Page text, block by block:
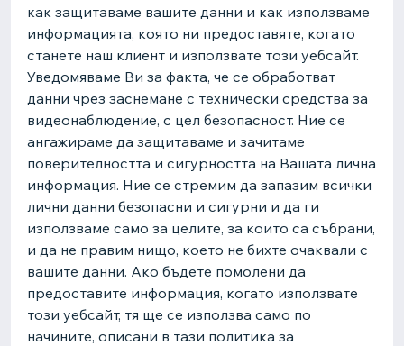
как защитаваме вашите данни и как използваме
информацията, която ни предоставяте, когато
станете наш клиент и използвате този уебсайт.
Уведомяваме Ви за факта, че се обработват
данни чрез заснемане с технически средства за
видеонаблюдение, с цел безопасност. Ние се
ангажираме да защитаваме и зачитаме
поверителността и сигурността на Вашата лична
информация. Ние се стремим да запазим всички
лични данни безопасни и сигурни и да ги
използваме само за целите, за които са събрани,
и да не правим нищо, което не бихте очаквали с
вашите данни. Ако бъдете помолени да
предоставите информация, когато използвате
този уебсайт, тя ще се използва само по
начините, описани в тази политика за